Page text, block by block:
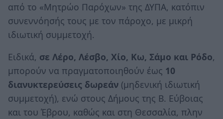
από το «Μητρώο Παρόχων» της ΔΥΠΑ, κατόπιν
συνεννόησής τους με τον πάροχο, με μικρή
ιδιωτική συμμετοχή.
Ειδικά, σε Λέρο, Λέσβο, Χίο, Κω, Σάμο και Ρόδο,
μπορούν να πραγματοποιηθούν έως 10
διανυκτερεύσεις δωρεάν (μηδενική ιδιωτική
συμμετοχή), ενώ στους Δήμους της Β. Εύβοιας
και του Έβρου, καθώς και στη Θεσσαλία, πλην